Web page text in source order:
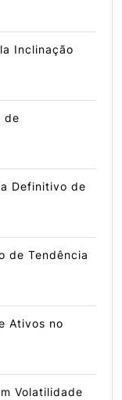
Inclinação
de
Definitivo de
de Tendência
Ativos no
Volatilidade